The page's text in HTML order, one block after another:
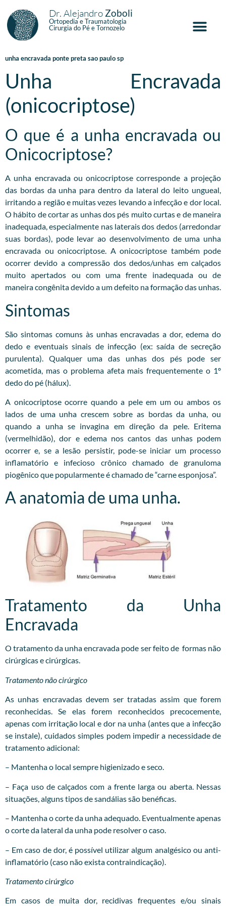
Dr. Alejandro Zoboli
Ortopedia e Traumatologia
Cirurgia do Pé e Tornozelo
unha encravada ponte preta sao paulo sp
Unha Encravada
(onicocriptose)
O que é a unha encravada ou
Onicocriptose?
A unha encravada ou onicocriptose corresponde a projeção
das bordas da unha para dentro da lateral do leito ungueal,
irritando a região e muitas vezes levando a infecção e dor local.
O hábito de cortar as unhas dos pés muito curtas e de maneira
inadequada, especialmente nas laterais dos dedos (arredondar
suas bordas), pode levar ao desenvolvimento de uma unha
encravada ou onicocriptose. A onicocriptose também pode
ocorrer devido a compressão dos dedos/unhas em calçados
muito apertados ou com uma frente inadequada ou de
maneira congênita devido a um defeito na formação das unhas.
Sintomas
São sintomas comuns às unhas encravadas a dor, edema do
dedo e eventuais sinais de infecção (ex: saída de secreção
purulenta). Qualquer uma das unhas dos pés pode ser
acometida, mas o problema afeta mais frequentemente o 1º
dedo do pé (hálux).
A onicocriptose ocorre quando a pele em um ou ambos os
lados de uma unha crescem sobre as bordas da unha, ou
quando a unha se invagina em direção da pele. Eritema
(vermelhidão), dor e edema nos cantos das unhas podem
ocorrer e, se a lesão persistir, pode-se iniciar um processo
inflamatório e infecioso crônico chamado de granuloma
piogênico que popularmente é chamado de “carne esponjosa”.
A anatomia de uma unha.
Tratamento da Unha
Encravada
O tratamento da unha encravada pode ser feito de formas não
cirúrgicas e cirúrgicas.
Tratamento não cirúrgico
As unhas encravadas devem ser tratadas assim que forem
reconhecidas. Se elas forem reconhecidos precocemente,
apenas com irritação local e dor na unha (antes que a infecção
se instale), cuidados simples podem impedir a necessidade de
tratamento adicional:
– Mantenha o local sempre higienizado e seco.
– Faça uso de calçados com a frente larga ou aberta. Nessas
situações, alguns tipos de sandálias são benéficas.
– Mantenha o corte da unha adequado. Eventualmente apenas
o corte da lateral da unha pode resolver o caso.
– Em caso de dor, é possível utilizar algum analgésico ou anti-
inflamatório (caso não exista contraindicação).
Tratamento cirúrgico
Em casos de muita dor, recidivas frequentes e/ou sinais